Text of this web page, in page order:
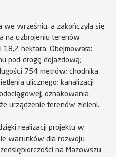
we wrześniu, a zakończyła się
na uzbrojeniu terenów
hektara. Obejmowała:
pod drogę dojazdową;
754 metrów; chodnika
ulicznego; kanalizacji
oznakowania
urządzenie terenów zieleni.
realizacji projektu w
warunków dla rozwoju
na Mazowszu